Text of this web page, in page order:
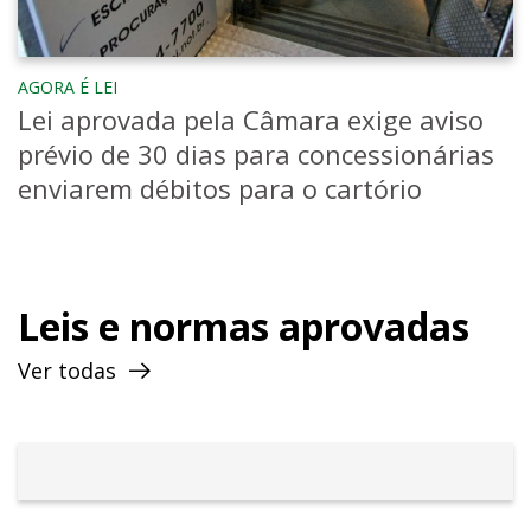
AGORA É LEI
Lei aprovada pela Câmara exige aviso
prévio de 30 dias para concessionárias
enviarem débitos para o cartório
Leis e normas aprovadas
Ver todas